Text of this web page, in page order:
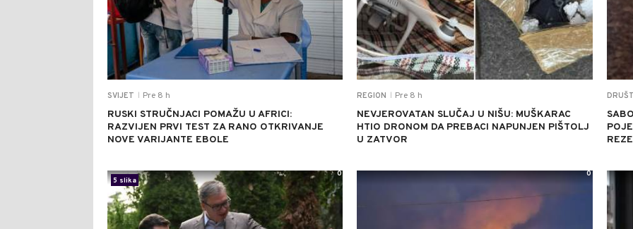
SVIJET Pre 8 h
RUSKI STRUČNJACI POMAŽU U AFRICI:
RAZVIJEN PRVI TEST ZA RANO OTKRIVANJE
NOVE VARIJANTE EBOLE
REGION Pre 8 h
NEVJEROVATAN SLUČAJ U NIŠU: MUŠKARAC
HTIO DRONOM DA PREBACI NAPUNJEN PIŠTOLJ
U ZATVOR
5 slika
0 0